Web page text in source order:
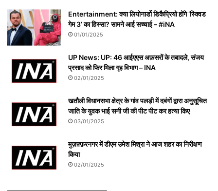
Entertainment: क्या लियोनार्डो डिकैप्रियो होंगे ‘स्क्विड
गेम 3’ का हिस्सा? सामने आई सच्चाई – #iNA
01/01/2025
UP News: UP: 46 आईएएस अफ़सरों के तबादले, संजय
प्रसाद को फिर मिला गृह विभाग – INA
02/01/2025
खतौली विधानसभा क्षेत्र के गांव पलड़ी में दबंगों द्वारा अनुसूचित
जाति के युवक भाई सनी जी की पीट पीट कर हत्या किए
03/01/2025
मुज़फ़्फ़रनगर में डीएम उमेश मिश्रा ने आज शहर का निरीक्षण
किया
02/01/2025